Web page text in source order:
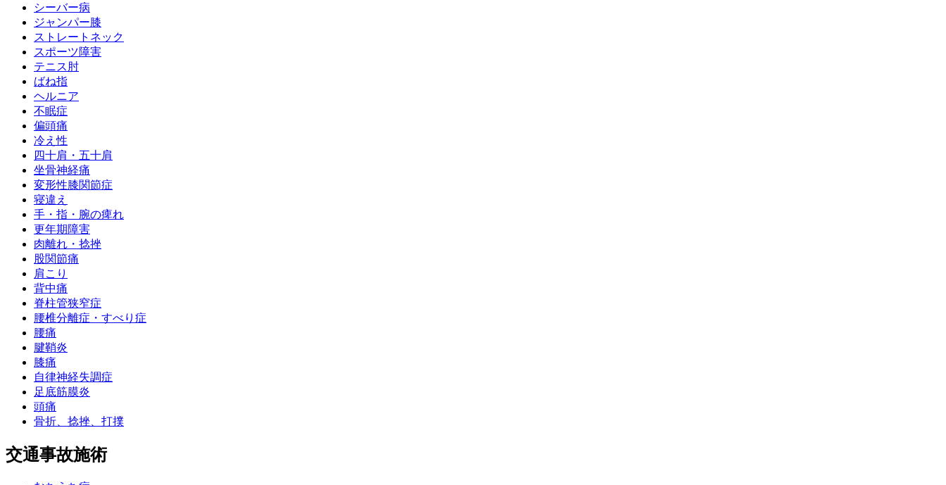
シーバー病
ジャンパー膝
ストレートネック
スポーツ障害
テニス肘
ばね指
ヘルニア
不眠症
偏頭痛
冷え性
四十肩・五十肩
坐骨神経痛
変形性膝関節症
寝違え
手・指・腕の痺れ
更年期障害
肉離れ・捻挫
股関節痛
肩こり
背中痛
脊柱管狭窄症
腰椎分離症・すべり症
腰痛
腱鞘炎
膝痛
自律神経失調症
足底筋膜炎
頭痛
骨折、捻挫、打撲
交通事故施術